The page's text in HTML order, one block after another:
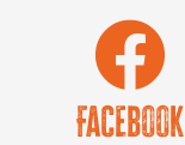
Facebook